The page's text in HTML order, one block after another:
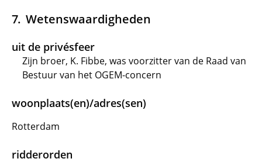
Wetenswaardigheden
uit de privésfeer
Zijn broer, K. Fibbe, was voorzitter van de Raad van
Bestuur van het OGEM-concern
woonplaats(en)/adres(sen)
Rotterdam
ridderorden